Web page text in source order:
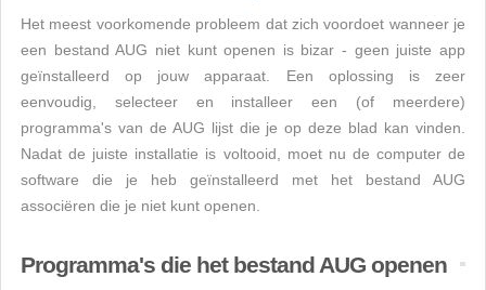
Het meest voorkomende probleem dat zich voordoet wanneer je
een bestand AUG niet kunt openen is bizar - geen juiste app
geïnstalleerd op jouw apparaat. Een oplossing is zeer
eenvoudig, selecteer en installeer een (of meerdere)
programma's van de AUG lijst die je op deze blad kan vinden.
Nadat de juiste installatie is voltooid, moet nu de computer de
software die je heb geïnstalleerd met het bestand AUG
associëren die je niet kunt openen.
Programma's die het bestand AUG openen